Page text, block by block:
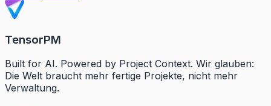
TensorPM
Built for AI. Powered by Project Context. Wir glauben:
Die Welt braucht mehr fertige Projekte, nicht mehr
Verwaltung.